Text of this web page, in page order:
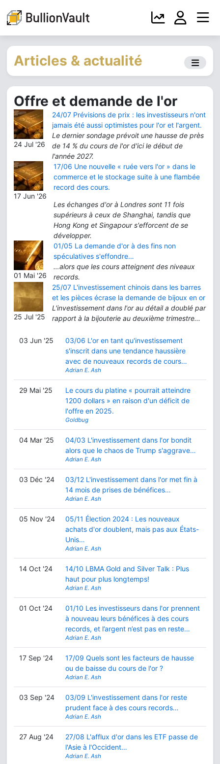
Articles & actualité
Offre et demande de l'or
24 Jul '26
24/07 Prévisions de prix : les investisseurs n'ont
jamais été aussi optimistes pour l'or et l'argent.
Le dernier sondage prévoit une hausse de près
de 14 % du cours de l'or d'ici le début de
l'année 2027.
17 Jun '26
17/06 Une nouvelle « ruée vers l'or » dans le
commerce et le stockage suite à une flambée
record des cours.
Les échanges d'or à Londres sont 11 fois
supérieurs à ceux de Shanghai, tandis que
Hong Kong et Singapour s'efforcent de se
développer.
01 Mai '26
01/05 La demande d'or à des fins non
spéculatives s'effondre…
…alors que les cours atteignent des niveaux
records.
25 Jul '25
25/07 L'investissement chinois dans les barres
et les pièces écrase la demande de bijoux en or
L'investissement dans l'or au détail a doublé par
rapport à la bijouterie au deuxième trimestre...
03 Jun '25
03/06 L'or en tant qu'investissement
s'inscrit dans une tendance haussière
avec de nouveaux records de cours…
Adrian E. Ash
29 Mai '25
Le cours du platine « pourrait atteindre
1200 dollars » en raison d'un déficit de
l'offre en 2025.
Goldbug
04 Mar '25
04/03 L'investissement dans l'or bondit
alors que le chaos de Trump s'aggrave…
Adrian E. Ash
03 Déc '24
03/12 L'investissement dans l'or met fin à
14 mois de prises de bénéfices…
Adrian E. Ash
05 Nov '24
05/11 Élection 2024 : Les nouveaux
achats d'or doublent, mais pas aux États-
Unis…
Adrian E. Ash
14 Oct '24
14/10 LBMA Gold and Silver Talk : Plus
haut pour plus longtemps!
Adrian E. Ash
01 Oct '24
01/10 Les investisseurs dans l'or prennent
à nouveau leurs bénéfices à des cours
records, et l’argent n’est pas en reste…
Adrian E. Ash
17 Sep '24
17/09 Quels sont les facteurs de hausse
ou de baisse du cours de l'or ?
Adrian E. Ash
03 Sep '24
03/09 L'investissement dans l'or reste
prudent face à des cours records…
Adrian E. Ash
27 Aug '24
27/08 L'afflux d'or dans les ETF passe de
l'Asie à l'Occident…
Adrian E. Ash